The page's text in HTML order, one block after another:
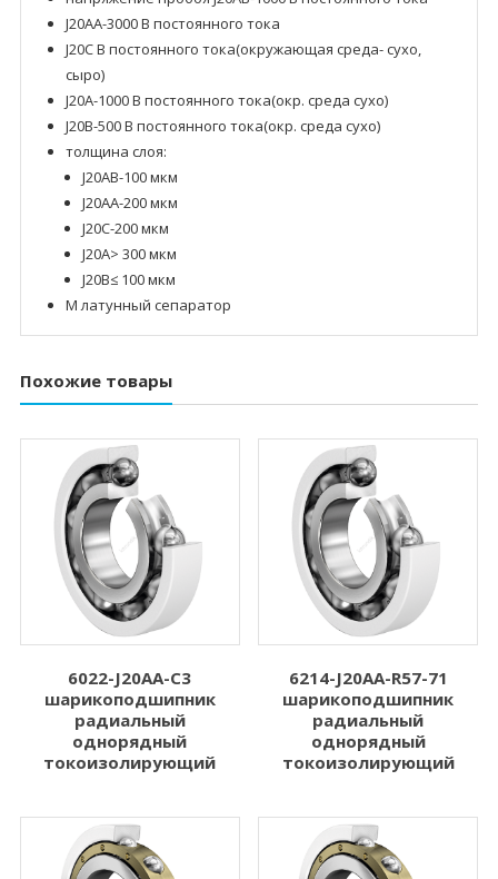
J20AA-3000 В постоянного тока
J20C В постоянного тока(окружающая среда- сухо,
сыро)
J20A-1000 В постоянного тока(окр. среда сухо)
J20B-500 В постоянного тока(окр. среда сухо)
толщина слоя:
J20AB-100 мкм
J20AA-200 мкм
J20C-200 мкм
J20A> 300 мкм
J20B≤ 100 мкм
M латунный сепаратор
Похожие товары
6022-J20AA-C3
шарикоподшипник
радиальный
однорядный
токоизолирующий
6214-J20AA-R57-71
шарикоподшипник
радиальный
однорядный
токоизолирующий